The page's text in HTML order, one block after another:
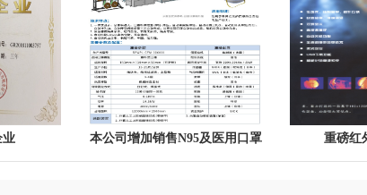
业
本公司增加销售N95及医用口罩
机，安检机送口罩
重磅红